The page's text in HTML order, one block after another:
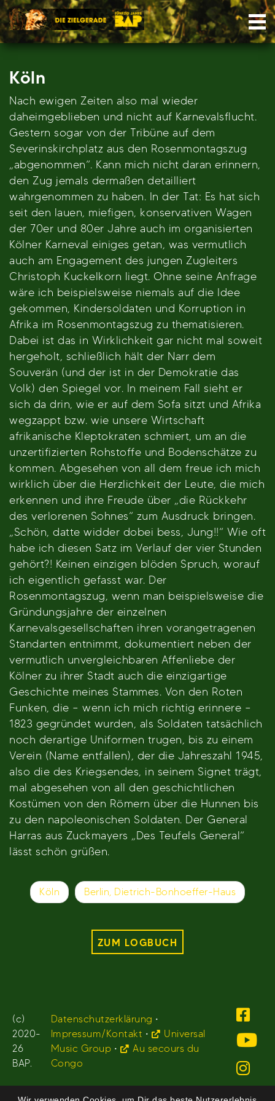
Skip
to
content
Köln
Nach ewigen Zeiten also mal wieder
daheimgeblieben und nicht auf Karnevalsflucht.
Gestern sogar von der Tribüne auf dem
Severinskirchplatz aus den Rosenmontagszug
„abgenommen“. Kann mich nicht daran erinnern,
den Zug jemals dermaßen detailliert
wahrgenommen zu haben. In der Tat: Es hat sich
seit den lauen, miefigen, konservativen Wagen
der 70er und 80er Jahre auch im organisierten
Kölner Karneval einiges getan, was vermutlich
auch am Engagement des jungen Zugleiters
Christoph Kuckelkorn liegt. Ohne seine Anfrage
wäre ich beispielsweise niemals auf die Idee
gekommen, Kindersoldaten und Korruption in
Afrika im Rosenmontagszug zu thematisieren.
Dabei ist das in Wirklichkeit gar nicht mal soweit
hergeholt, schließlich hält der Narr dem
Souverän (und der ist in der Demokratie das
Volk) den Spiegel vor. In meinem Fall sieht er
sich da drin, wie er auf dem Sofa sitzt und Afrika
wegzappt bzw. wie unsere Wirtschaft
afrikanische Kleptokraten schmiert, um an die
unzertifizierten Rohstoffe und Bodenschätze zu
kommen. Abgesehen von all dem freue ich mich
wirklich über die Herzlichkeit der Leute, die mich
erkennen und ihre Freude über „die Rückkehr
des verlorenen Sohnes“ zum Ausdruck bringen.
„Schön, datte widder dobei bess, Jung!!“ Wie oft
habe ich diesen Satz im Verlauf der vier Stunden
gehört?! Keinen einzigen blöden Spruch, worauf
ich eigentlich gefasst war. Der
Rosenmontagszug, wenn man beispielsweise die
Gründungsjahre der einzelnen
Karnevalsgesellschaften ihren vorangetragenen
Standarten entnimmt, dokumentiert neben der
vermutlich unvergleichbaren Affenliebe der
Kölner zu ihrer Stadt auch die einzigartige
Geschichte meines Stammes. Von den Roten
Funken, die – wenn ich mich richtig erinnere –
1823 gegründet wurden, als Soldaten tatsächlich
noch derartige Uniformen trugen, bis zu einem
Verein (Name entfallen), der die Jahreszahl 1945,
also die des Kriegsendes, in seinem Signet trägt,
mal abgesehen von all den geschichtlichen
Kostümen von den Römern über die Hunnen bis
zu den napoleonischen Soldaten. Der General
Harras aus Zuckmayers „Des Teufels General“
lässt schön grüßen.
Beitragsnavigation
Köln Berlin, Dietrich-Bonhoeffer-Haus
ZUM LOGBUCH
(c)
2020-
26
BAP.
Datenschutzerklärung •
Impressum/Kontakt •
Universal
Music Group •
Au secours du
Congo